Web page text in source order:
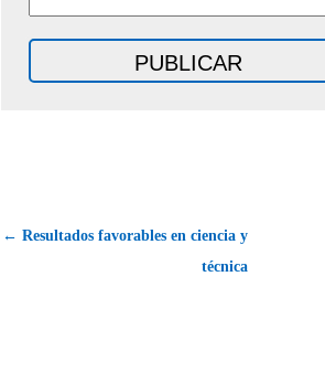
← Resultados favorables en ciencia y
técnica